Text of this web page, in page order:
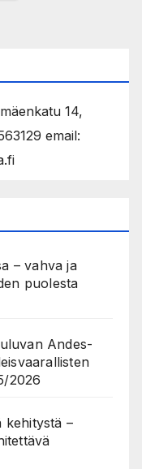
14,
email:
– vahva ja
puolesta
Andes-
2026
kehitystä –